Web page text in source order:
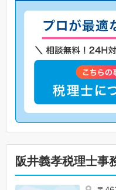
阪井義孝税理士事